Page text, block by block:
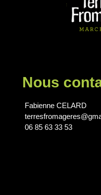
Nous
Fabienne CELARD
06 85 63 33 53